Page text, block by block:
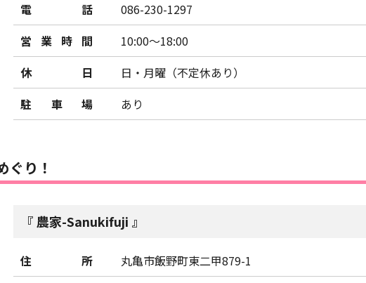
電話
086-230-1297
営業時間
10:00～18:00
休日
日・月曜（不定休あり）
駐車場
あり
ぐり！
農家-Sanukifuji
住所
丸亀市飯野町東二甲879-1